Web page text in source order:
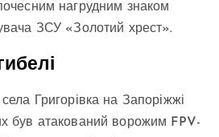
нагрудним знаком
ЗСУ «Золотий хрест».
Григорівка на Запоріжжі
був атакований ворожим FPV-